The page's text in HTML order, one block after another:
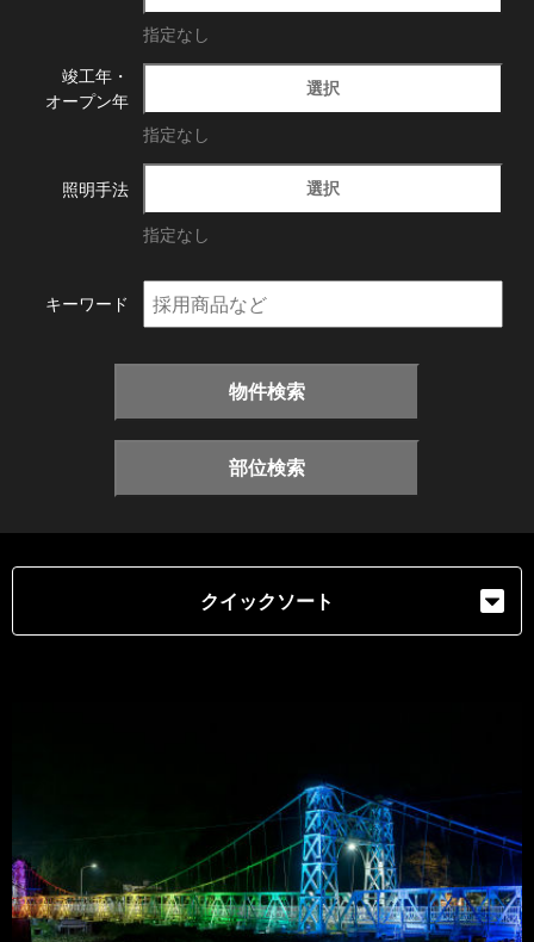
指定なし
竣工年・
オープン年
選択
指定なし
照明手法 選択
指定なし
キーワード
物件検索
部位検索
クイックソート